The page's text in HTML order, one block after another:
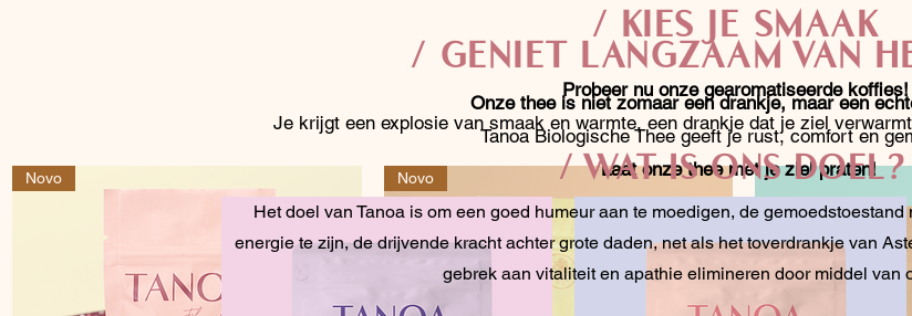
/ KIES JE SMAAK
Probeer nu onze gearomatiseerde koffies!
Je krijgt een explosie van smaak en warmte, een drankje dat je ziel
Novo Novo
/ GENIET LANGZAAM VAN
Onze thee is niet zomaar een drankje, maar een
Tanoa Biologische Thee geeft je rust, comfort en
Laat onze thee met je ziel praten!
/ WAT IS ONS DOEL?
Het doel van Tanoa is om een goed humeur aan te moedigen, de
energie te zijn, de drijvende kracht achter grote daden, net als het toverdrankje van
gebrek aan vitaliteit en apathie elimineren door middel van